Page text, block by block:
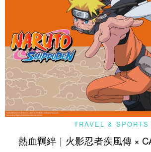
TRAVEL & SPORTS
熱血羈絆｜火影忍者疾風傳 ×